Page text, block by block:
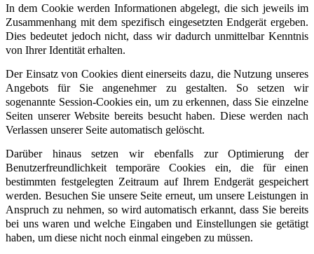
In dem Cookie werden Informationen abgelegt, die sich jeweils im
Zusammenhang mit dem spezifisch eingesetzten Endgerät ergeben.
Dies bedeutet jedoch nicht, dass wir dadurch unmittelbar Kenntnis
von Ihrer Identität erhalten.
Der Einsatz von Cookies dient einerseits dazu, die Nutzung unseres
Angebots für Sie angenehmer zu gestalten. So setzen wir
sogenannte Session-Cookies ein, um zu erkennen, dass Sie einzelne
Seiten unserer Website bereits besucht haben. Diese werden nach
Verlassen unserer Seite automatisch gelöscht.
Darüber hinaus setzen wir ebenfalls zur Optimierung der
Benutzerfreundlichkeit temporäre Cookies ein, die für einen
bestimmten festgelegten Zeitraum auf Ihrem Endgerät gespeichert
werden. Besuchen Sie unsere Seite erneut, um unsere Leistungen in
Anspruch zu nehmen, so wird automatisch erkannt, dass Sie bereits
bei uns waren und welche Eingaben und Einstellungen sie getätigt
haben, um diese nicht noch einmal eingeben zu müssen.